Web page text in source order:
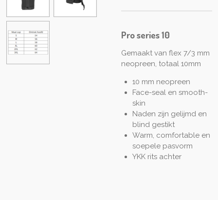
Pro series 10
Gemaakt van flex 7/3 mm
neopreen, totaal 10mm
10 mm neopreen
Face-seal en smooth-
skin
Naden zijn gelijmd en
blind gestikt
Warm, comfortable en
soepele pasvorm
YKK rits achter